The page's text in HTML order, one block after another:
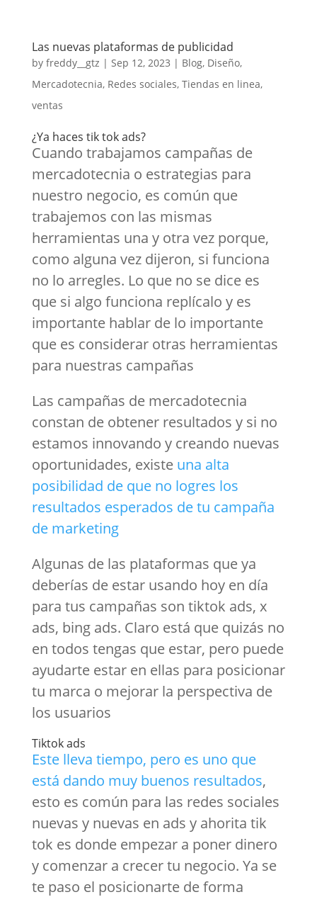
Las nuevas plataformas de publicidad
by freddy__gtz | Sep 12, 2023 | Blog, Diseño,
Mercadotecnia, Redes sociales, Tiendas en linea,
ventas
¿Ya haces tik tok ads?
Cuando trabajamos campañas de
mercadotecnia o estrategias para
nuestro negocio, es común que
trabajemos con las mismas
herramientas una y otra vez porque,
como alguna vez dijeron, si funciona
no lo arregles. Lo que no se dice es
que si algo funciona replícalo y es
importante hablar de lo importante
que es considerar otras herramientas
para nuestras campañas
Las campañas de mercadotecnia
constan de obtener resultados y si no
estamos innovando y creando nuevas
oportunidades, existe una alta
posibilidad de que no logres los
resultados esperados de tu campaña
de marketing
Algunas de las plataformas que ya
deberías de estar usando hoy en día
para tus campañas son tiktok ads, x
ads, bing ads. Claro está que quizás no
en todos tengas que estar, pero puede
ayudarte estar en ellas para posicionar
tu marca o mejorar la perspectiva de
los usuarios
Tiktok ads
Este lleva tiempo, pero es uno que
está dando muy buenos resultados,
esto es común para las redes sociales
nuevas y nuevas en ads y ahorita tik
tok es donde empezar a poner dinero
y comenzar a crecer tu negocio. Ya se
te paso el posicionarte de forma